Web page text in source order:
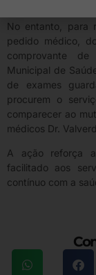
No entanto, para
pedido médico,
comprovante
Municipal de
de exames
procurem o
comparecer ao
médicos Dr.
A ação reforça
facilitado aos
contínuo com a